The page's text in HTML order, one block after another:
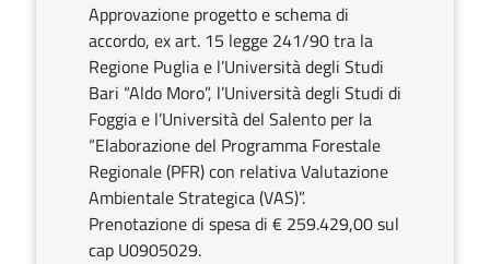
Approvazione progetto e schema di
accordo, ex art. 15 legge 241/90 tra la
Regione Puglia e l’Università degli Studi
Bari “Aldo Moro”, l’Università degli Studi di
Foggia e l’Università del Salento per la
“Elaborazione del Programma Forestale
Regionale (PFR) con relativa Valutazione
Ambientale Strategica (VAS)”.
Prenotazione di spesa di € 259.429,00 sul
cap U0905029.